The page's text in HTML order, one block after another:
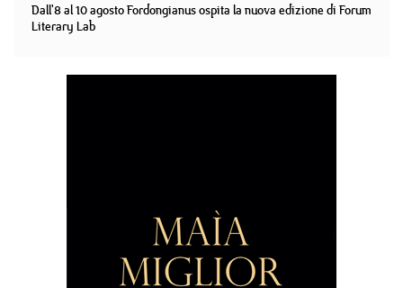
Dall'8 al 10 agosto Fordongianus ospita la nuova edizione di Forum
Literary Lab